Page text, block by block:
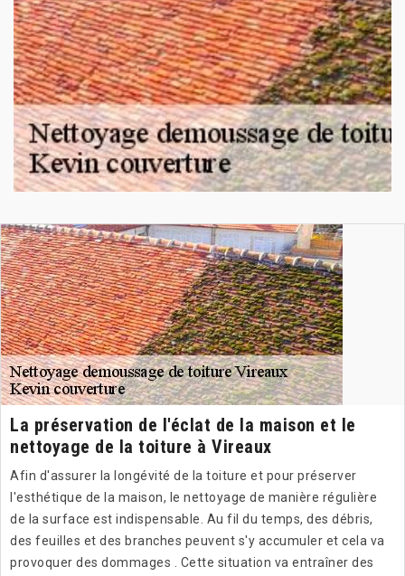
La préservation de l'éclat de la maison et le
nettoyage de la toiture à Vireaux
Afin d'assurer la longévité de la toiture et pour préserver
l'esthétique de la maison, le nettoyage de manière régulière
de la surface est indispensable. Au fil du temps, des débris,
des feuilles et des branches peuvent s'y accumuler et cela va
provoquer des dommages . Cette situation va entraîner des